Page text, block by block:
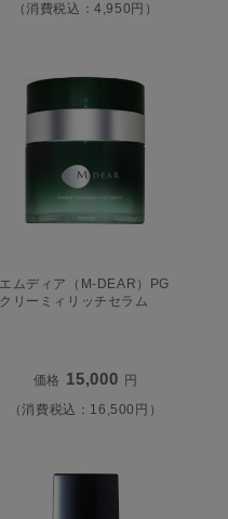
（消費税込：4,950円）
エムディア（M-DEAR）PG
クリーミィリッチセラム
価格 15,000 円
（消費税込：16,500円）